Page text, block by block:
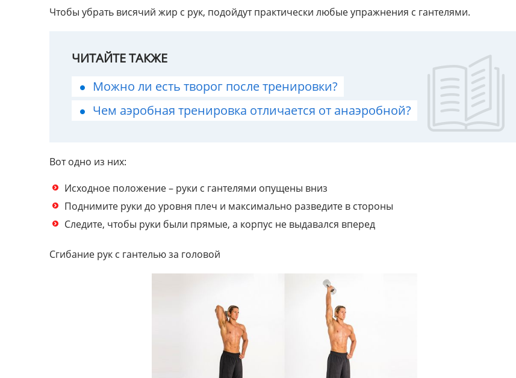
Чтобы убрать висячий жир с рук, подойдут практически любые упражнения с гантелями.
ЧИТАЙТЕ ТАКЖЕ
Можно ли есть творог после тренировки?
Чем аэробная тренировка отличается от анаэробной?
Вот одно из них:
Исходное положение – руки с гантелями опущены вниз
Поднимите руки до уровня плеч и максимально разведите в стороны
Следите, чтобы руки были прямые, а корпус не выдавался вперед
Сгибание рук с гантелью за головой